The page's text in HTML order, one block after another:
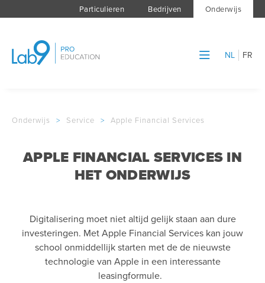
Particulieren Bedrijven Onderwijs
NL FR
Onderwijs > Service > Apple Financial Services
APPLE FINANCIAL SERVICES IN
HET ONDERWIJS
Digitalisering moet niet altijd gelijk staan aan dure
investeringen. Met Apple Financial Services kan jouw
school onmiddellijk starten met de de nieuwste
technologie van Apple in een interessante
leasingformule.